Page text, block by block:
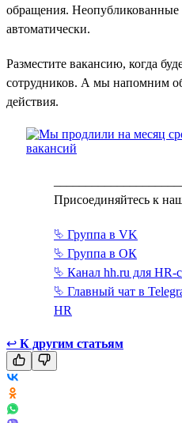
обращения.
автоматически.
Разместите вакансию, когда
сотрудников. А мы напомним
действия.
Присоединяйтесь к
⮱ Группа в VK
⮱ Группа в ОК
⮱ Канал hh.ru для HR-
⮱ Главный чат в
HR
↩ К другим статьям